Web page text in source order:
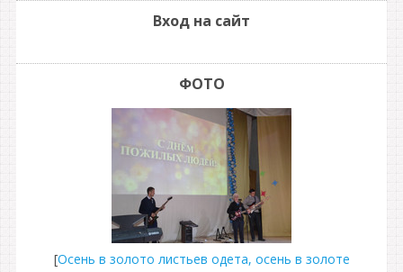
Вход на сайт
ФОТО
[Осень в золото листьев одета, осень в золоте